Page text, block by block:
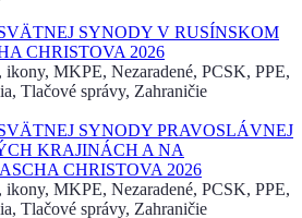
SYNODY V RUSÍNSKOM
CHRISTOVA 2026
ikony, MKPE, Nezaradené, PCSK, PPE,
Tlačové správy, Zahraničie
SYNODY PRAVOSLÁVNEJ
KRAJINÁCH A NA
CHRISTOVA 2026
ikony, MKPE, Nezaradené, PCSK, PPE,
Tlačové správy, Zahraničie